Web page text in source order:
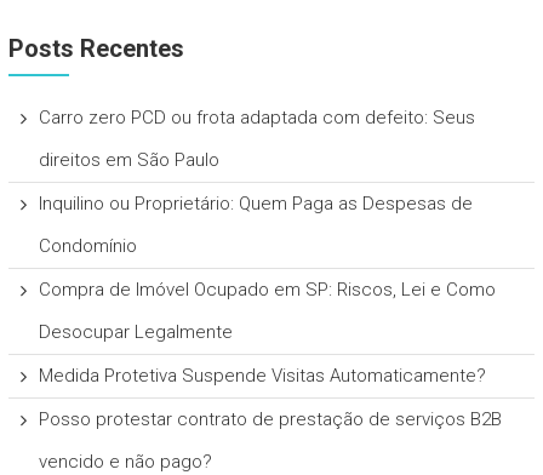
Posts Recentes
Carro zero PCD ou frota adaptada com defeito: Seus
direitos em São Paulo
Inquilino ou Proprietário: Quem Paga as Despesas de
Condomínio
Compra de Imóvel Ocupado em SP: Riscos, Lei e Como
Desocupar Legalmente
Medida Protetiva Suspende Visitas Automaticamente?
Posso protestar contrato de prestação de serviços B2B
vencido e não pago?